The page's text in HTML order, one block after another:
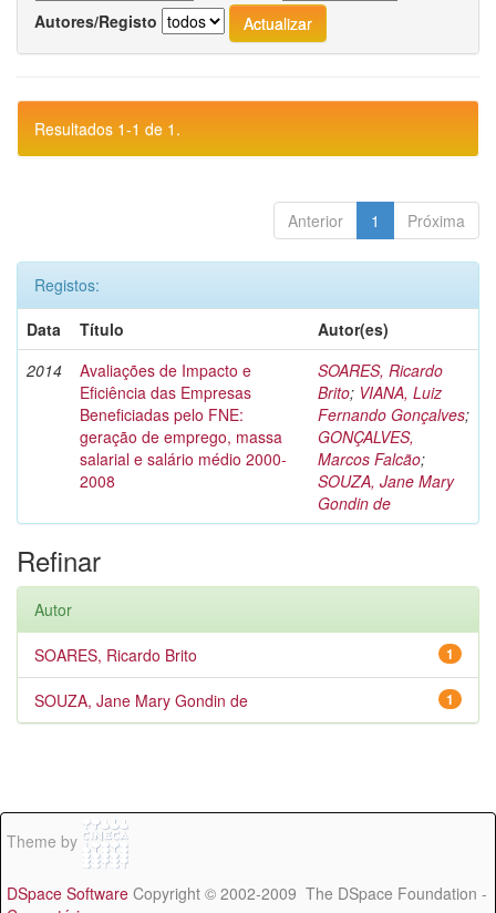
Autores/Registo
Resultados 1-1 de 1.
Anterior 1 Próxima
Registos:
Data
Título
Autor(es)
2014
Avaliações de Impacto e
Eficiência das Empresas
Beneficiadas pelo FNE:
geração de emprego, massa
salarial e salário médio 2000-
2008
SOARES, Ricardo
Brito; VIANA, Luiz
Fernando Gonçalves;
GONÇALVES,
Marcos Falcão;
SOUZA, Jane Mary
Gondin de
Refinar
Autor
1
SOARES, Ricardo Brito
1
SOUZA, Jane Mary Gondin de
Theme by
DSpace Software Copyright © 2002-2009 The DSpace Foundation -